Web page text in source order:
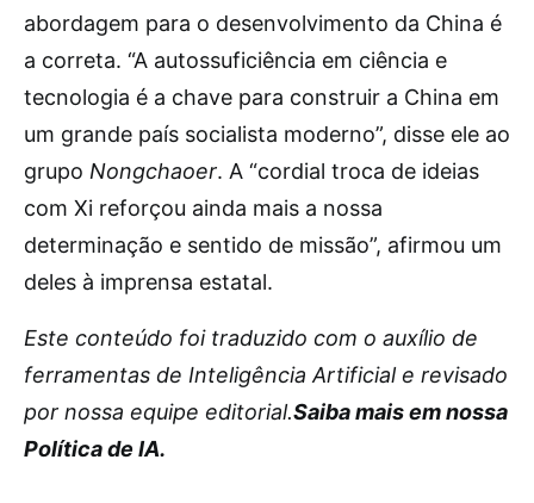
abordagem para o desenvolvimento da China é
a correta. “A autossuficiência em ciência e
tecnologia é a chave para construir a China em
um grande país socialista moderno”, disse ele ao
grupo Nongchaoer. A “cordial troca de ideias
com Xi reforçou ainda mais a nossa
determinação e sentido de missão”, afirmou um
deles à imprensa estatal.
Este conteúdo foi traduzido com o auxílio de
ferramentas de Inteligência Artificial e revisado
por nossa equipe editorial.Saiba mais em nossa
Política de IA.